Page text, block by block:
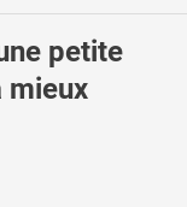
petite
mieux